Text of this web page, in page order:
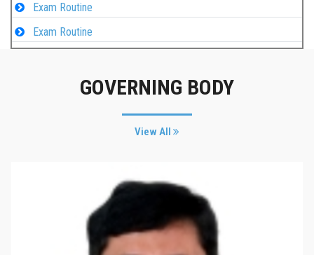
Exam Routine
Exam Routine
GOVERNING BODY
View All